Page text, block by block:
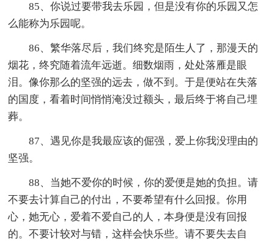
85、你说过要带我去乐园，但是没有你的乐园又怎
么能称为乐园呢。
86、繁华落尽后，我们终究是陌生人了，那漫天的
烟花，终究随着流年远逝。细数烟雨，处处落雁是眼
泪。像你那么的坚强的远去，做不到。于是便站在失落
的国度，看着时间悄悄淹没过额头，最后终于将自己埋
葬。
87、遇见你是我最应该的倔强，爱上你我没理由的
坚强。
88、当她不爱你的时候，你的爱便是她的负担。请
不要去计算自己的付出，不要希望有什么回报。你用
心，她无心，爱着不爱自己的人，本身便是没有回报
的。不要计较对与错，这样会快乐些。请不要失去自